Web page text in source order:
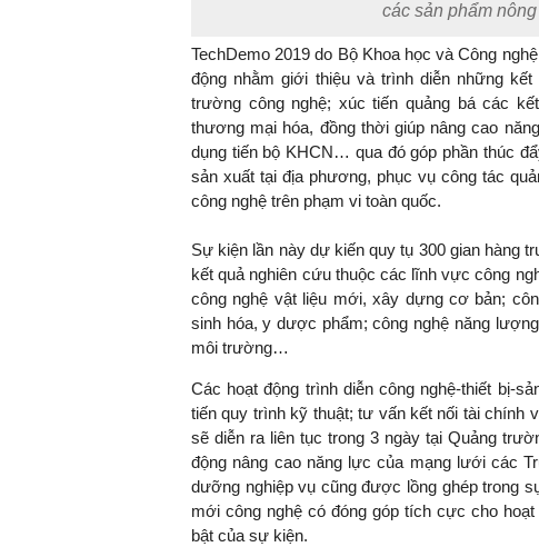
các sản phẩm
TechDemo 2019 do Bộ Khoa học và Công
động nhằm giới thiệu và trình diễn những
trường công nghệ; xúc tiến quảng bá các
thương mại hóa, đồng thời giúp nâng cao
dụng tiến bộ KHCN… qua đó góp phần thúc
sản xuất tại địa phương, phục vụ công tác
công nghệ trên phạm vi toàn quốc.
Sự kiện lần này dự kiến quy tụ 300 gian hàng
kết quả nghiên cứu thuộc các lĩnh vực công
công nghệ vật liệu mới, xây dựng cơ bản;
sinh hóa, y dược phẩm; công nghệ năng
môi trường…
Các hoạt động trình diễn công nghệ-thiết bị-
tiến quy trình kỹ thuật; tư vấn kết nối tài chính
sẽ diễn ra liên tục trong 3 ngày tại Quảng
động nâng cao năng lực của mạng lưới các
dưỡng nghiệp vụ cũng được lồng ghép trong
mới công nghệ có đóng góp tích cực cho
bật của sự kiện.
TS Phan Đức Hiếu - Chuyên